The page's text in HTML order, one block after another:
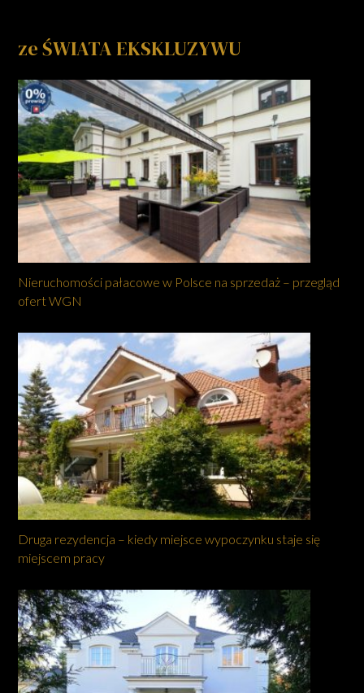
ze ŚWIATA EKSKLUZYWU
Nieruchomości pałacowe w Polsce na sprzedaż – przegląd
ofert WGN
Druga rezydencja – kiedy miejsce wypoczynku staje się
miejscem pracy